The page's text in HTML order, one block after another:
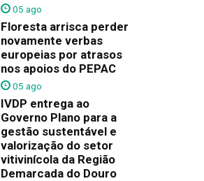
05 ago
Floresta arrisca perder
novamente verbas
europeias por atrasos
nos apoios do PEPAC
05 ago
IVDP entrega ao
Governo Plano para a
gestão sustentável e
valorização do setor
vitivinícola da Região
Demarcada do Douro